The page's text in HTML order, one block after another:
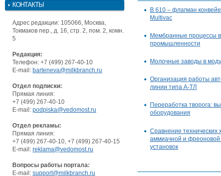
КОНТАКТЫ
Адрес редакции: 105066, Москва,
Токмаков пер., д. 16, стр. 2, пом. 2, комн.
5
Редакция:
Телефон: +7 (499) 267-40-10
E-mail: barteneva@milkbranch.ru
Отдел подписки:
Прямая линия:
+7 (499) 267-40-10
E-mail: podpiska@vedomost.ru
Отдел рекламы:
Прямая линия:
+7 (499) 267-40-10, +7 (499) 267-40-15
E-mail: reklama@vedomost.ru
Вопросы работы портала:
E-mail: support@milkbranch.ru
B 610 – флагман
Multivac
Мембранные процессы
промышленности
Молочные заводы в
Организация работы
линии типа А-ТЛ
Переработка творога:
оборудования
Сравнение технических
аммиачной и
установок